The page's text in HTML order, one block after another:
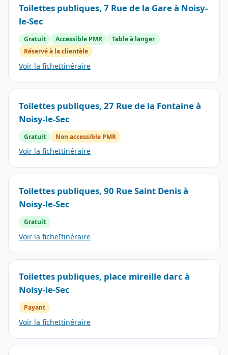
Toilettes publiques, 7 Rue de la Gare à Noisy-
le-Sec
Gratuit Accessible PMR
Table à langer
Réservé à la clientèle
Voir la ficheItinéraire
Toilettes publiques, 27 Rue de la Fontaine à
Noisy-le-Sec
Gratuit Non accessible PMR
Voir la ficheItinéraire
Toilettes publiques, 90 Rue Saint Denis à
Noisy-le-Sec
Gratuit
Voir la ficheItinéraire
Toilettes publiques, place mireille darc à
Noisy-le-Sec
Payant
Voir la ficheItinéraire